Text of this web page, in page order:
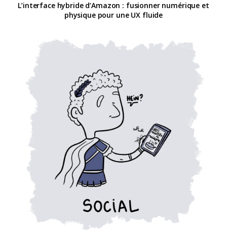
L’interface hybride d’Amazon : fusionner numérique et
physique pour une UX fluide